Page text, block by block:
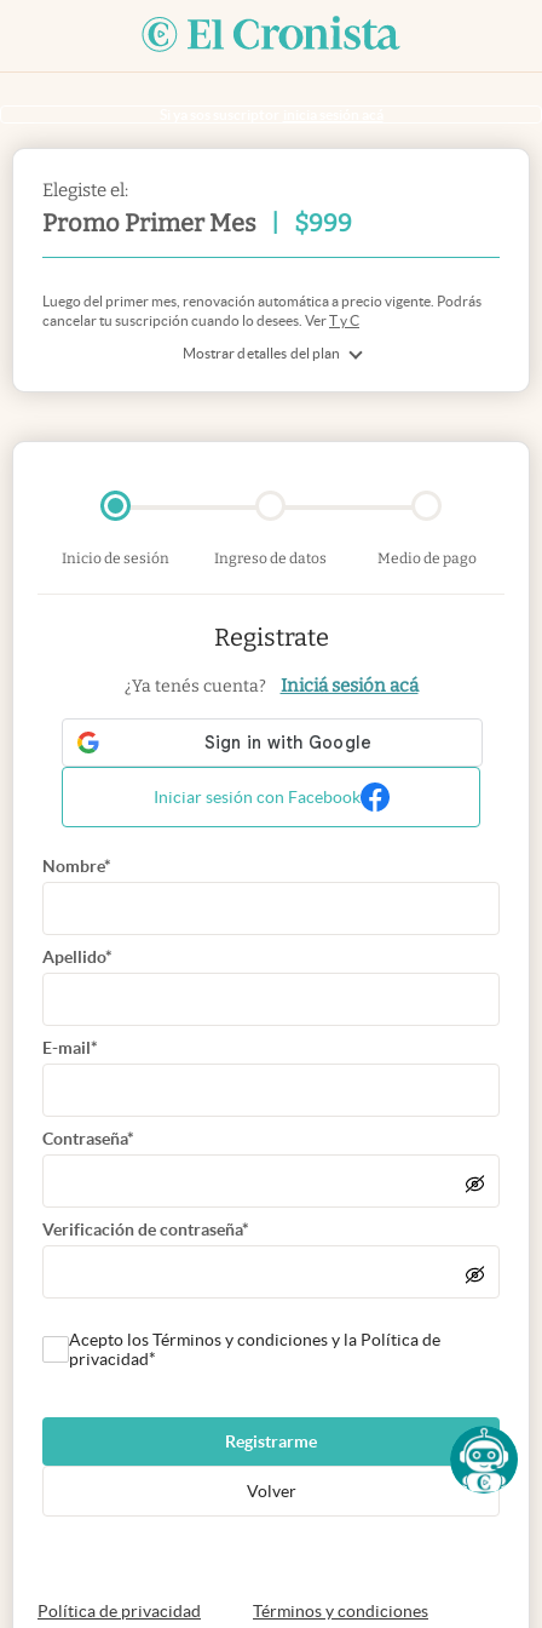
Elegiste el:
Promo Primer Mes $999
Mostrar detalles del plan
Luego del primer mes, renovación automática a precio vigente. Podrás
cancelar tu suscripción cuando lo desees. VerT y C
Inicio de sesión Ingreso de datos Medio de pago
Registrate
¿Ya tenés cuenta? Iniciá sesión acá
Iniciar sesión con Facebook
Nombre*
Apellido*
E-mail*
Contraseña*
Verificación de contraseña*
Acepto los Términos y condiciones y la Política de
privacidad*
Registrarme
Volver
Política de privacidad abre en nueva pestaña
Términos y condicionesabre en nueva